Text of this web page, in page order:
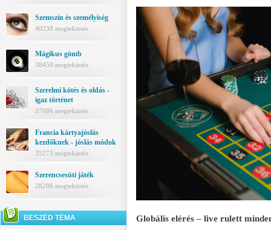
Szemszín és személyiség
40238 megtekintés
Mágikus gömb
38450 megtekintés
Szerelmi kötés és oldás -
igaz történet
37686 megtekintés
Francia kártyajóslás
kezdőknek - jóslás módok
35273 megtekintés
Szerencsesüti játék
28286 megtekintés
BESZÉD TÉMA
Globális elérés – live rulett